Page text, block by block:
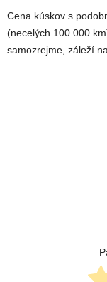
Cena kúskov s
(necelých 100 000
samozrejme, záleží